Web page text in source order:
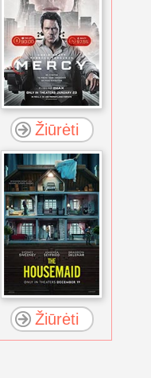
Žiūrėti
Žiūrėti